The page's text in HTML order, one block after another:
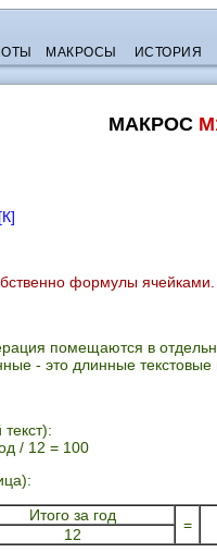
МАКРОСЫ ИСТОРИЯ
МАКРОС
[К]
формулы ячейками.
помещаются в
- это длинные
/ 12 = 100
Итого за год
=
12